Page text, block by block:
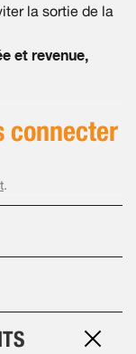
la sortie de la
et revenue,
connecter
.